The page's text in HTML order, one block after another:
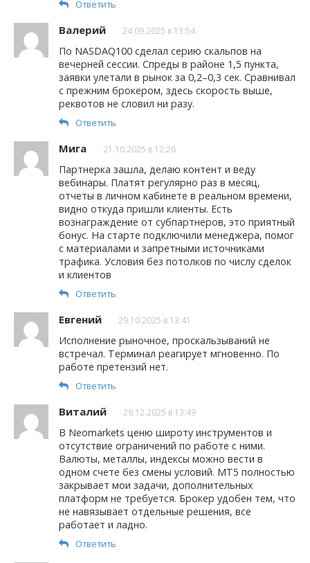
Ответить
Валерий 24.09.2025 в 13:54
По NASDAQ100 сделал серию скальпов на
вечерней сессии. Спреды в районе 1,5 пункта,
заявки улетали в рынок за 0,2–0,3 сек. Сравнивал
с прежним брокером, здесь скорость выше,
реквотов не словил ни разу.
Ответить
Мига 21.10.2025 в 12:26
Партнерка зашла, делаю контент и веду
вебинары. Платят регулярно раз в месяц,
отчеты в личном кабинете в реальном времени,
видно откуда пришли клиенты. Есть
вознаграждение от субпартнеров, это приятный
бонус. На старте подключили менеджера, помог
с материалами и запретными источниками
трафика. Условия без потолков по числу сделок
и клиентов
Ответить
Евгений 29.10.2025 в 13:41
Исполнение рыночное, проскальзываний не
встречал. Терминал реагирует мгновенно. По
работе претензий нет.
Ответить
Виталий 29.12.2025 в 13:49
В Neomarkets ценю широту инструментов и
отсутствие ограничений по работе с ними.
Валюты, металлы, индексы можно вести в
одном счете без смены условий. MT5 полностью
закрывает мои задачи, дополнительных
платформ не требуется. Брокер удобен тем, что
не навязывает отдельные решения, все
работает и ладно.
Ответить